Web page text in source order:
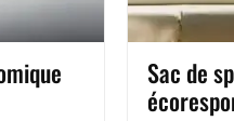
Sac de